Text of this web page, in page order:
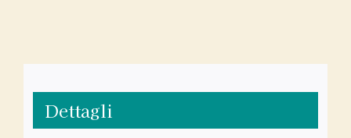
Dettagli